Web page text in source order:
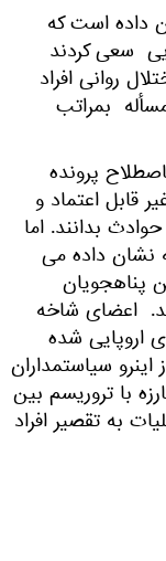
داده است که
سعی کردند
روانی افراد
بمراتب
پرونده
قابل اعتماد و
بدانند. اما
نشان داده می
پناهجویان
اعضای شاخه
اروپایی شده
سیاستمداران
با تروریسم بین
به تقصیر افراد